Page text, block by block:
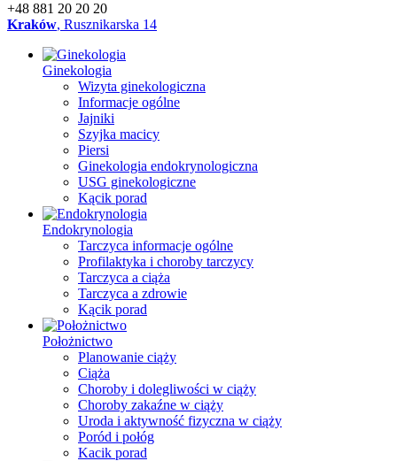
+48 881 20 20 20
Kraków, Rusznikarska 14
Ginekologia
Wizyta ginekologiczna
Informacje ogólne
Jajniki
Szyjka macicy
Piersi
Ginekologia endokrynologiczna
USG ginekologiczne
Kącik porad
Endokrynologia
Tarczyca informacje ogólne
Profilaktyka i choroby tarczycy
Tarczyca a ciąża
Tarczyca a zdrowie
Kącik porad
Położnictwo
Planowanie ciąży
Ciąża
Choroby i dolegliwości w ciąży
Choroby zakaźne w ciąży
Uroda i aktywność fizyczna w ciąży
Poród i połóg
Kacik porad